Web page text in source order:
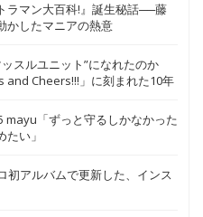
ラマン大百科!』誕生秘話──藤
かしたマニアの熱意
スルユニット”になれたのか
Cheers!!!」に刻まれた10年
mayu「ずっと守るしかなかった
い」
初アルバムで更新した、インス